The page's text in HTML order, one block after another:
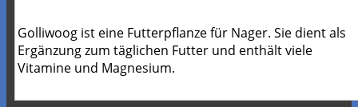
Golliwoog ist eine Futterpflanze für Nager. Sie dient als
Ergänzung zum täglichen Futter und enthält viele
Vitamine und Magnesium.